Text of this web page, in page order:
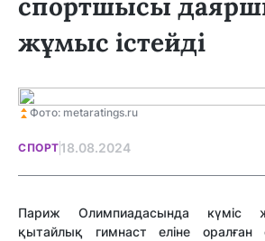
жұмыс істейді
Фото: metaratings.ru
СПОРТ 18.08.2024
Париж Олимпиадасында күміс
қытайлық гимнаст еліне оралған